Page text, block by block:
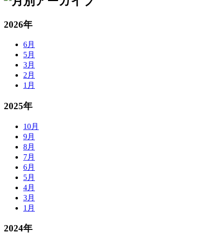
2026年
6月
5月
3月
2月
1月
2025年
10月
9月
8月
7月
6月
5月
4月
3月
1月
2024年